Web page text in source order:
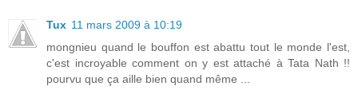
Tux 11 mars 2009 à 10:19
mongnieu quand le bouffon est abattu tout le monde l'est,
c'est incroyable comment on y est attaché à Tata Nath !!
pourvu que ça aille bien quand même ...